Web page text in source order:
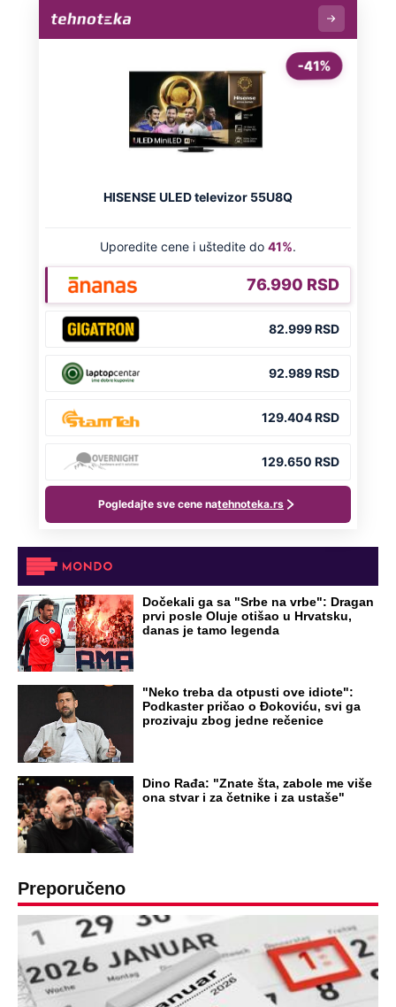
Dočekali ga sa "Srbe na vrbe": Dragan
prvi posle Oluje otišao u Hrvatsku,
danas je tamo legenda
"Neko treba da otpusti ove idiote":
Podkaster pričao o Đokoviću, svi ga
prozivaju zbog jedne rečenice
Dino Rađa: "Znate šta, zabole me više
ona stvar i za četnike i za ustaše"
Preporučeno